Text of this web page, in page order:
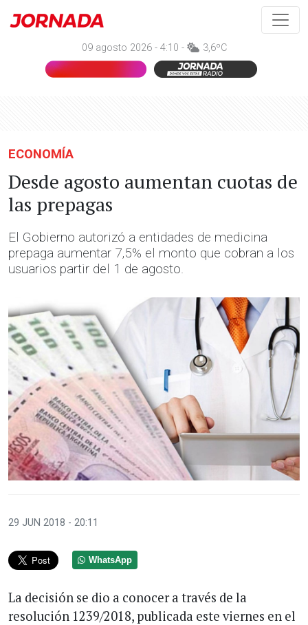
09 agosto 2026 - 4:10 - 3,6ºC
ECONOMÍA
Desde agosto aumentan cuotas de
las prepagas
El Gobierno autorizó a entidades de medicina
prepaga aumentar 7,5% el monto que cobran a los
usuarios partir del 1 de agosto.
29 JUN 2018 - 20:11
WhatsApp
La decisión se dio a conocer a través de la
resolución 1239/2018, publicada este viernes en el